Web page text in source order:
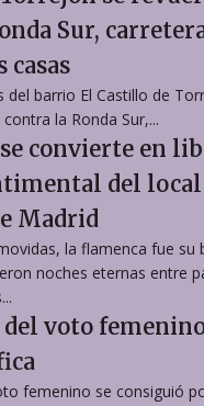
Sur,
casas
del barrio El Castillo de
la Ronda Sur,...
convierte en
del
Madrid
la flamenca fue su
noches eternas entre
voto
femenino se consiguió